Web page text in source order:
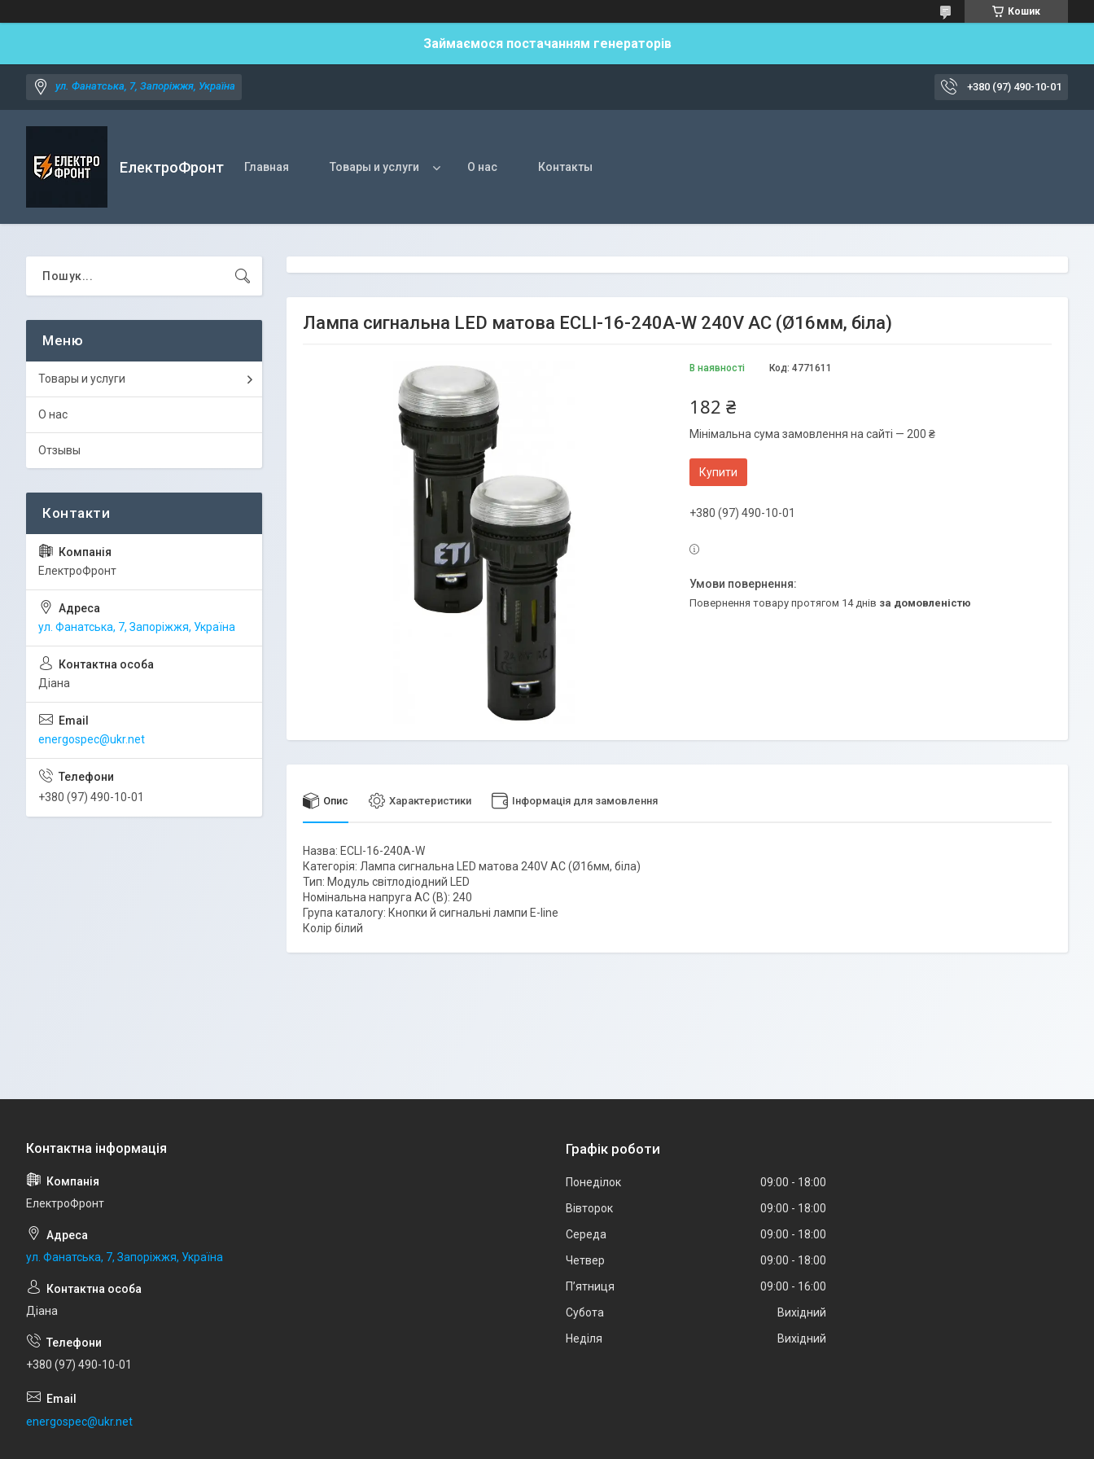
Кошик
Займаємося постачанням генераторів
ул. Фанатська, 7, Запоріжжя, Україна +380 (97) 490-10-01
ЕлектроФронт Главная Товары и услуги О нас Контакты
Лампа сигнальна LED матова ECLI-16-240A-W 240V AC (Ø16мм, біла)
В наявності Код: 4771611
182 ₴
Мінімальна сума замовлення на сайті — 200 ₴
Купити
+380 (97) 490-10-01
повернення товару протягом 14 днів за домовленістю
Опис Характеристики Інформація для замовлення
Назва: ECLI-16-240A-W
Категорія: Лампа сигнальна LED матова 240V AC (Ø16мм, біла)
Тип: Модуль світлодіодний LED
Номінальна напруга AC (В): 240
Група каталогу: Кнопки й сигнальні лампи E-line
Колір білий
Товары и услуги
О нас
Отзывы
ЕлектроФронт
ул. Фанатська, 7, Запоріжжя, Україна
Діана
energospec@ukr.net
+380 (97) 490-10-01
ЕлектроФронт
ул. Фанатська, 7, Запоріжжя, Україна
Діана
+380 (97) 490-10-01
energospec@ukr.net
Графік роботи
Понеділок 09:00
18:00
Вівторок
09:00
18:00
Середа
09:00
18:00
Четвер
09:00
18:00
Пʼятниця
09:00
16:00
Субота
Вихідний
Неділя
Вихідний